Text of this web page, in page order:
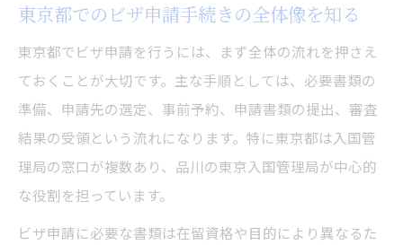
東京都でのビザ申請手続きの全体像を知る
東京都でビザ申請を行うには、まず全体の流れを押さえ
ておくことが大切です。主な手順としては、必要書類の
準備、申請先の選定、事前予約、申請書類の提出、審査
結果の受領という流れになります。特に東京都は入国管
理局の窓口が複数あり、品川の東京入国管理局が中心的
な役割を担っています。
ビザ申請に必要な書類は在留資格や目的により異なるた